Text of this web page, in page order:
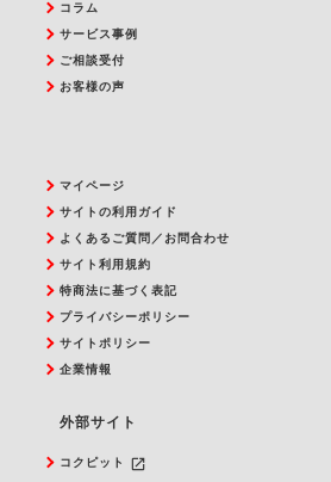
コラム
サービス事例
ご相談受付
お客様の声
マイページ
サイトの利用ガイド
よくあるご質問／お問合わせ
サイト利用規約
特商法に基づく表記
プライバシーポリシー
サイトポリシー
企業情報
外部サイト
コクピット
launch